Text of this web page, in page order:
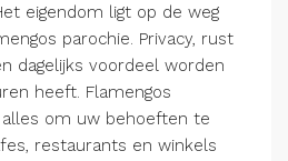
eigendom ligt op de weg
parochie. Privacy, rust
dagelijks voordeel worden
heeft. Flamengos
om uw behoeften te
restaurants en winkels